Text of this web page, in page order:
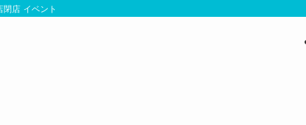
店 イベント